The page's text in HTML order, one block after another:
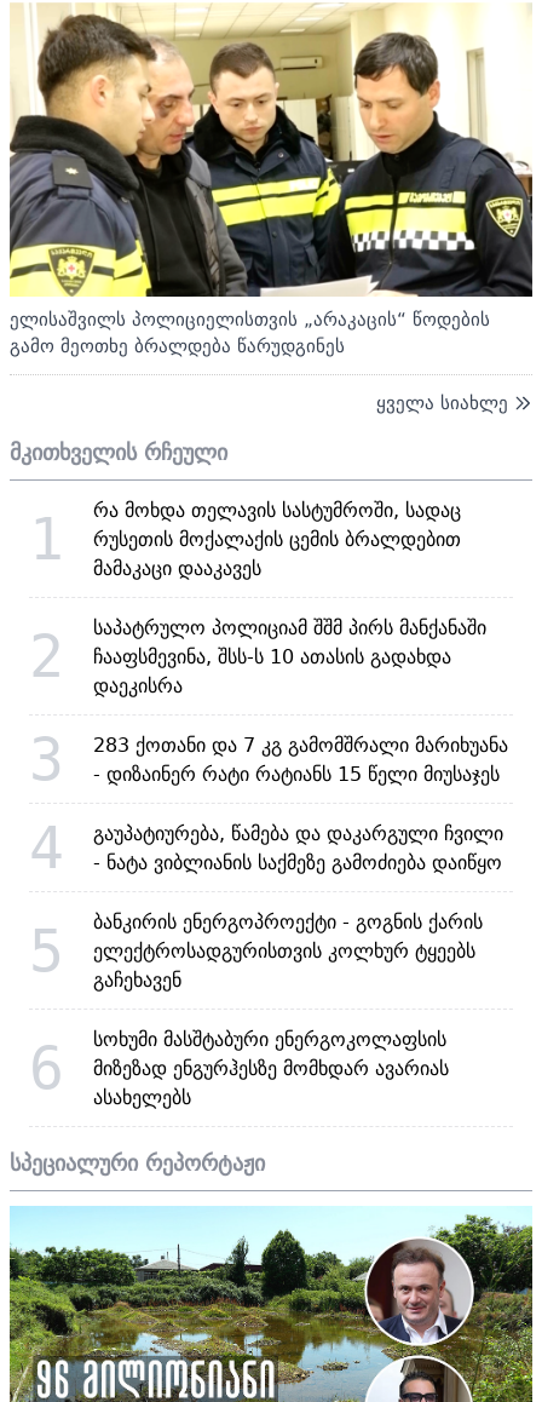
ელისაშვილს პოლიციელისთვის „არაკაცის“ წოდების
გამო მეოთხე ბრალდება წარუდგინეს
ყველა სიახლე
მკითხველის რჩეული
1
რა მოხდა თელავის სასტუმროში, სადაც
რუსეთის მოქალაქის ცემის ბრალდებით
მამაკაცი დააკავეს
2
საპატრულო პოლიციამ შშმ პირს მანქანაში
ჩააფსმევინა, შსს-ს 10 ათასის გადახდა
დაეკისრა
3
283 ქოთანი და 7 კგ გამომშრალი მარიხუანა
- დიზაინერ რატი რატიანს 15 წელი მიუსაჯეს
4
გაუპატიურება, წამება და დაკარგული ჩვილი
- ნატა ვიბლიანის საქმეზე გამოძიება დაიწყო
5
ბანკირის ენერგოპროექტი - გოგნის ქარის
ელექტროსადგურისთვის კოლხურ ტყეებს
გაჩეხავენ
6
სოხუმი მასშტაბური ენერგოკოლაფსის
მიზეზად ენგურჰესზე მომხდარ ავარიას
ასახელებს
სპეციალური რეპორტაჟი